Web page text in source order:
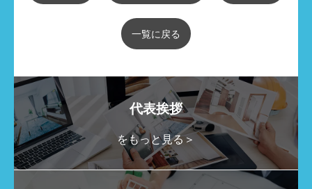
一覧に戻る
代表挨拶
をもっと見る＞